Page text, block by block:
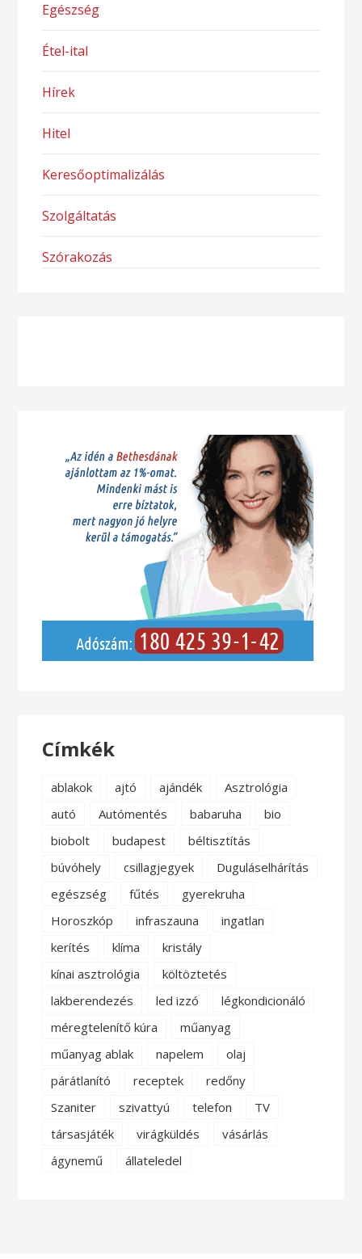
Egészség
Étel-ital
Hírek
Hitel
Keresőoptimalizálás
Szolgáltatás
Szórakozás
Címkék
ablakok ajtó ajándék
Asztrológia
autó
Autómentés babaruha
bio
biobolt
budapest
béltisztítás
búvóhely
csillagjegyek
Duguláselhárítás
egészség
fűtés
gyerekruha
Horoszkóp
infraszauna
ingatlan
kerítés
klíma
kristály
kínai asztrológia
költöztetés
lakberendezés
led izzó
légkondicionáló
méregtelenítő kúra
műanyag
műanyag ablak
napelem
olaj
párátlanító
receptek
redőny
Szaniter
szivattyú telefon
TV
társasjáték
virágküldés
vásárlás
ágynemű
állateledel